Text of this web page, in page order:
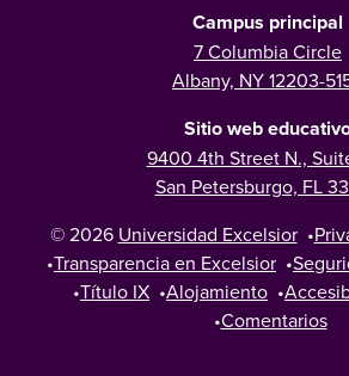
Campus principal
7 Columbia Circle
Albany, NY 12203-
Sitio web
9400 4th Street N.,
San Petersburgo, FL
© 2026 Universidad Excelsior •
•Transparencia en Excelsior •
•Título IX •Alojamiento •
•Comentarios